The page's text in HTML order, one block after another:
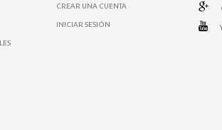
CREAR UNA CUENTA
INICIAR SESIÓN